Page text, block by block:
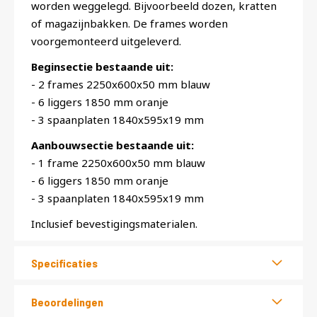
worden weggelegd. Bijvoorbeeld dozen, kratten
of magazijnbakken. De frames worden
voorgemonteerd uitgeleverd.
Beginsectie bestaande uit:
- 2 frames 2250x600x50 mm blauw
- 6 liggers 1850 mm oranje
- 3 spaanplaten 1840x595x19 mm
Aanbouwsectie bestaande uit:
- 1 frame 2250x600x50 mm blauw
- 6 liggers 1850 mm oranje
- 3 spaanplaten 1840x595x19 mm
Inclusief bevestigingsmaterialen.
Specificaties
Beoordelingen